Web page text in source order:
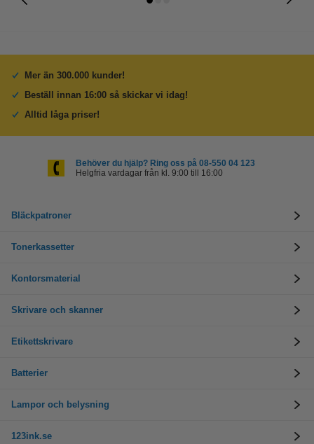
Mer än 300.000 kunder!
Beställ innan 16:00 så skickar vi idag!
Alltid låga priser!
Behöver du hjälp? Ring oss på 08-550 04 123
Helgfria vardagar från kl. 9:00 till 16:00
Bläckpatroner
Tonerkassetter
Kontorsmaterial
Skrivare och skanner
Etikettskrivare
Batterier
Lampor och belysning
123ink.se